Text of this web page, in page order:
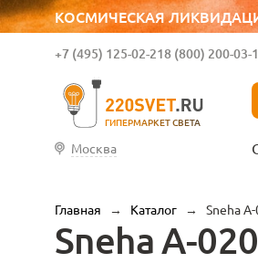
КОСМИЧЕСКАЯ
ГИПЕРМАРКЕТ СВЕТА
+7 (495) 125-02-218 (800) 200-03-
Москва
Главная → Каталог → Sneha
Sneha A-